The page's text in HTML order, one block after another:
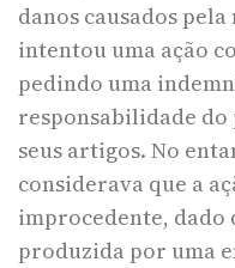
danos causados
intentou uma ação
pedindo uma
responsabilidade
seus artigos. No
considerava que a
improcedente, dado
produzida por uma